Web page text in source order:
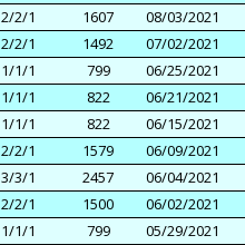
2/2/1 1607
08/03/2021
2/2/1 1492
07/02/2021
1/1/1 799
06/25/2021
1/1/1 822
06/21/2021
1/1/1 822
06/15/2021
2/2/1 1579
06/09/2021
3/3/1 2457
06/04/2021
2/2/1 1500
06/02/2021
1/1/1 799
05/29/2021